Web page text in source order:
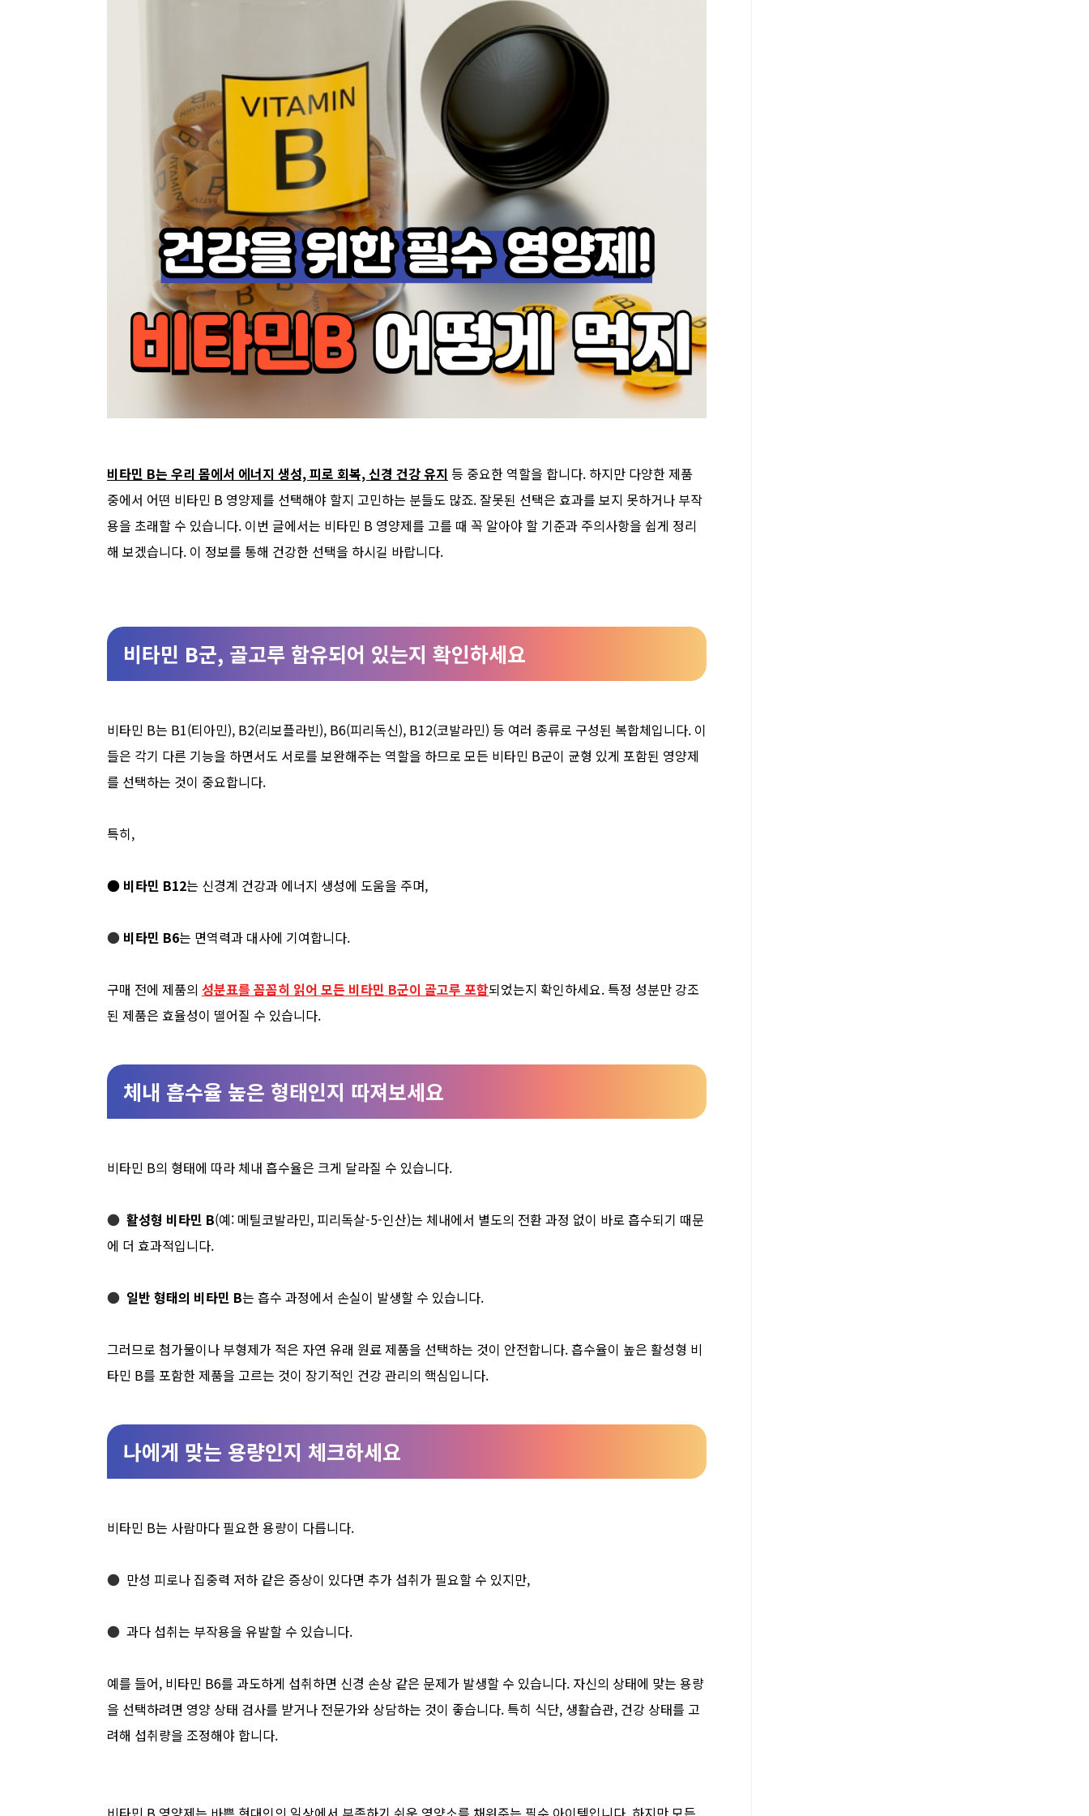
비타민 B는 우리 몸에서 에너지 생성, 피로 회복, 신경 건강 유지 등 중요한 역할을 합니다. 하지만 다양한 제품
중에서 어떤 비타민 B 영양제를 선택해야 할지 고민하는 분들도 많죠. 잘못된 선택은 효과를 보지 못하거나 부작
용을 초래할 수 있습니다. 이번 글에서는 비타민 B 영양제를 고를 때 꼭 알아야 할 기준과 주의사항을 쉽게 정리
해 보겠습니다. 이 정보를 통해 건강한 선택을 하시길 바랍니다.
비타민 B군, 골고루 함유되어 있는지 확인하세요
비타민 B는 B1(티아민), B2(리보플라빈), B6(피리독신), B12(코발라민) 등 여러 종류로 구성된 복합체입니다. 이
들은 각기 다른 기능을 하면서도 서로를 보완해주는 역할을 하므로 모든 비타민 B군이 균형 있게 포함된 영양제
를 선택하는 것이 중요합니다.
특히,
● 비타민 B12는 신경계 건강과 에너지 생성에 도움을 주며,
● 비타민 B6는 면역력과 대사에 기여합니다.
구매 전에 제품의 성분표를 꼼꼼히 읽어 모든 비타민 B군이 골고루 포함되었는지 확인하세요. 특정 성분만 강조
된 제품은 효율성이 떨어질 수 있습니다.
체내 흡수율 높은 형태인지 따져보세요
비타민 B의 형태에 따라 체내 흡수율은 크게 달라질 수 있습니다.
● 활성형 비타민 B(예: 메틸코발라민, 피리독살-5-인산)는 체내에서 별도의 전환 과정 없이 바로 흡수되기 때문
에 더 효과적입니다.
● 일반 형태의 비타민 B는 흡수 과정에서 손실이 발생할 수 있습니다.
그러므로 첨가물이나 부형제가 적은 자연 유래 원료 제품을 선택하는 것이 안전합니다. 흡수율이 높은 활성형 비
타민 B를 포함한 제품을 고르는 것이 장기적인 건강 관리의 핵심입니다.
나에게 맞는 용량인지 체크하세요
비타민 B는 사람마다 필요한 용량이 다릅니다.
● 만성 피로나 집중력 저하 같은 증상이 있다면 추가 섭취가 필요할 수 있지만,
● 과다 섭취는 부작용을 유발할 수 있습니다.
예를 들어, 비타민 B6를 과도하게 섭취하면 신경 손상 같은 문제가 발생할 수 있습니다. 자신의 상태에 맞는 용량
을 선택하려면 영양 상태 검사를 받거나 전문가와 상담하는 것이 좋습니다. 특히 식단, 생활습관, 건강 상태를 고
려해 섭취량을 조정해야 합니다.